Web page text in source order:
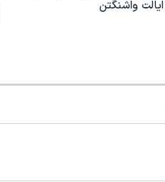
ایالت واشنگتن